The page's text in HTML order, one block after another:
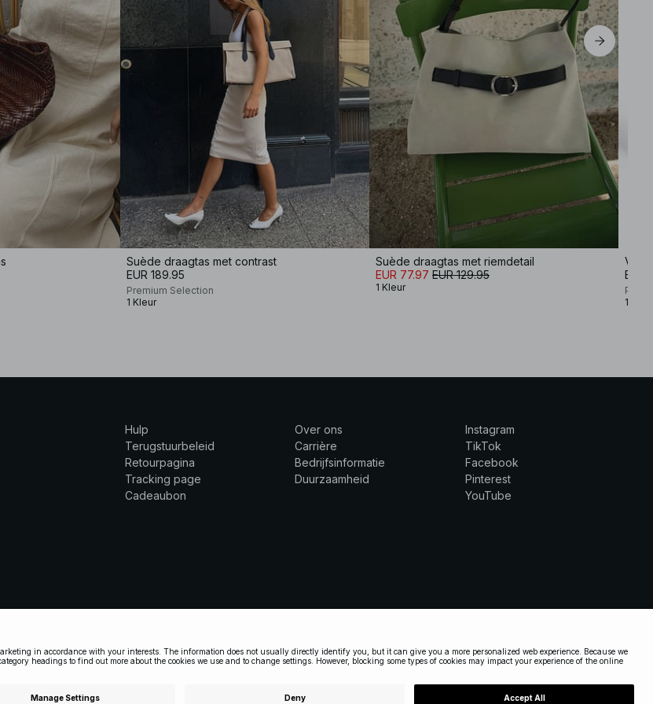
Suède draagtas met contrast
EUR 189.95
Premium Selection
1 Kleur
Suède draagtas met riemdetail
EUR 77.97 EUR 129.95
1 Kleur
EUR
1
Hulp
Terugstuurbeleid
Retourpagina
Tracking page
Cadeaubon
Over ons
Carrière
Bedrijfsinformatie
Duurzaamheid
Instagram
TikTok
Facebook
Pinterest
YouTube